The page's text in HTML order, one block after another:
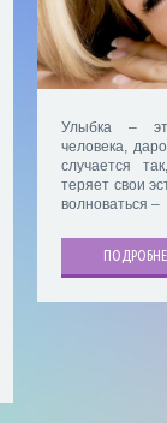
Улыбка –
человека,
случается
теряет свои
волноваться –